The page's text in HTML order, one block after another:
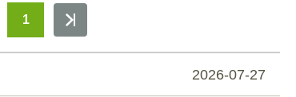
1
2026-07-27